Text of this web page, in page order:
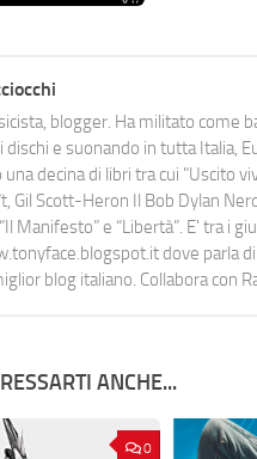
blogger. Ha militato come
dischi e suonando in tutta Italia,
decina di libri tra cui "Uscito
Gil Scott-Heron Il Bob Dylan
Manifesto” e “Libertà”. E' tra i
dove parla
blog italiano. Collabora con
ANCHE...
0